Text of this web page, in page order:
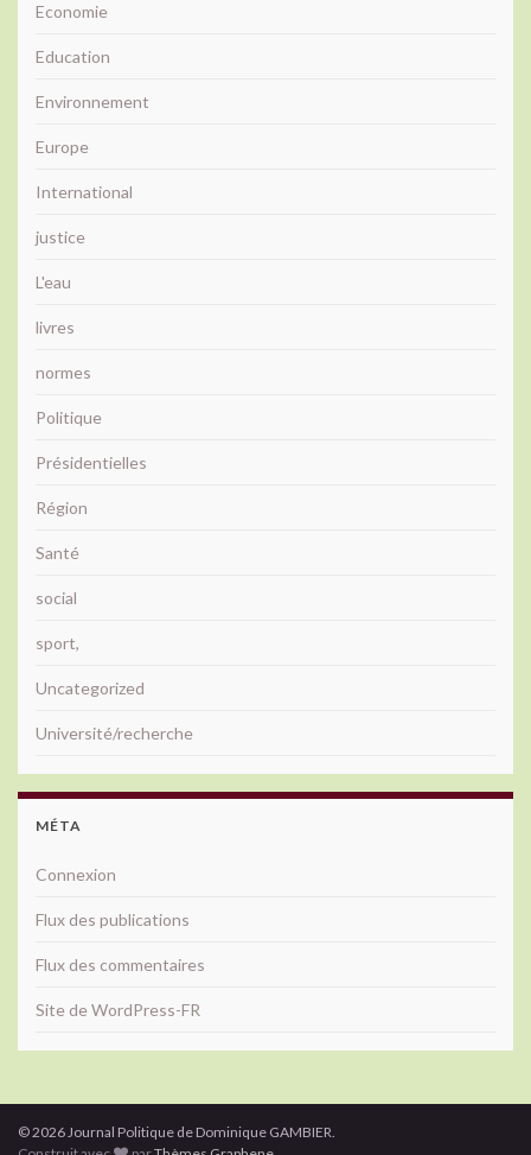
Economie
Education
Environnement
Europe
International
justice
L'eau
livres
normes
Politique
Présidentielles
Région
Santé
social
sport,
Uncategorized
Université/recherche
MÉTA
Connexion
Flux des publications
Flux des commentaires
Site de WordPress-FR
© 2026 Journal Politique de Dominique GAMBIER.